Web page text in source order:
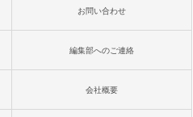
お問い合わせ
編集部へのご連絡
会社概要